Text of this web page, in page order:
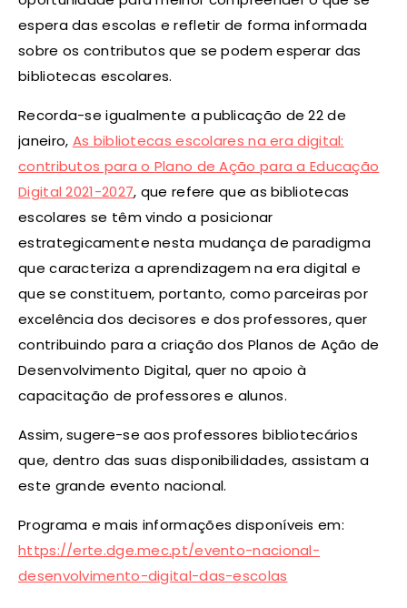
espera das escolas e refletir de forma informada
sobre os contributos que se podem esperar das
bibliotecas escolares.
Recorda-se igualmente a publicação de 22 de
janeiro, As bibliotecas escolares na era digital:
contributos para o Plano de Ação para a Educação
Digital 2021-2027, que refere que as bibliotecas
escolares se têm vindo a posicionar
estrategicamente nesta mudança de paradigma
que caracteriza a aprendizagem na era digital e
que se constituem, portanto, como parceiras por
excelência dos decisores e dos professores, quer
contribuindo para a criação dos Planos de Ação de
Desenvolvimento Digital, quer no apoio à
capacitação de professores e alunos.
Assim, sugere-se aos professores bibliotecários
que, dentro das suas disponibilidades, assistam a
este grande evento nacional.
Programa e mais informações disponíveis em:
https://erte.dge.mec.pt/evento-nacional-
desenvolvimento-digital-das-escolas